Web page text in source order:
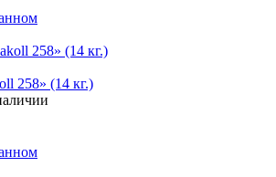
258» (14 кг.)